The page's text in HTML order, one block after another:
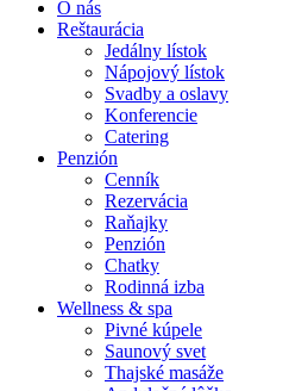
O nás
Reštaurácia
Jedálny lístok
Nápojový lístok
Svadby a oslavy
Konferencie
Catering
Penzión
Cenník
Rezervácia
Raňajky
Penzión
Chatky
Rodinná izba
Wellness & spa
Pivné kúpele
Saunový svet
Thajské masáže